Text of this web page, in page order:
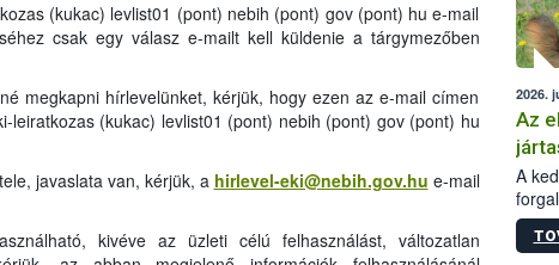
(kukac) levlist01 (pont) nebih (pont) gov (pont) hu e-mail
csak egy válasz e-mailt kell küldenie a tárgymezőben
megkapni hírlevelünket, kérjük, hogy ezen az e-mail címen
leiratkozas (kukac) levlist01 (pont) nebih (pont) gov (pont) hu
javaslata van, kérjük, a hirlevel-eki@nebih.gov.hu e-mail
kivéve az üzleti célú felhasználást, változatlan
2026.
Az
A